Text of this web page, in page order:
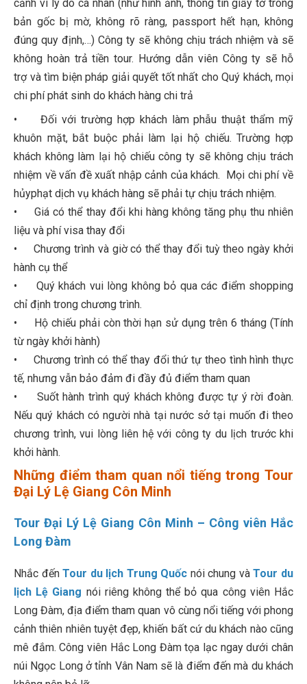
cảnh vì lý do cá nhân (như hình ảnh, thông tin giấy tờ trong
bản gốc bị mờ, không rõ ràng, passport hết hạn, không
đúng quy định,…) Công ty sẽ không chịu trách nhiệm và sẽ
không hoàn trả tiền tour. Hướng dẫn viên Công ty sẽ hỗ
trợ và tìm biện pháp giải quyết tốt nhất cho Quý khách, mọi
chi phí phát sinh do khách hàng chi trả
• Đối với trường hợp khách làm phẫu thuật thẩm mỹ
khuôn mặt, bắt buộc phải làm lại hộ chiếu. Trường hợp
khách không làm lại hộ chiếu công ty sẽ không chịu trách
nhiệm về vấn đề xuất nhập cảnh của khách. Mọi chi phí về
hủyphạt dịch vụ khách hàng sẽ phải tự chịu trách nhiệm.
• Giá có thể thay đổi khi hàng không tăng phụ thu nhiên
liệu và phí visa thay đổi
• Chương trình và giờ có thể thay đổi tuỳ theo ngày khởi
hành cụ thể
• Quý khách vui lòng không bỏ qua các điểm shopping
chỉ định trong chương trình.
• Hộ chiếu phải còn thời hạn sử dụng trên 6 tháng (Tính
từ ngày khởi hành)
• Chương trình có thể thay đổi thứ tự theo tình hình thực
tế, nhưng vẫn bảo đảm đi đầy đủ điểm tham quan
• Suốt hành trình quý khách không được tự ý rời đoàn.
Nếu quý khách có người nhà tại nước sở tại muốn đi theo
chương trình, vui lòng liên hệ với công ty du lịch trước khi
khởi hành.
Những điểm tham quan nổi tiếng trong Tour
Đại Lý Lệ Giang Côn Minh
Tour Đại Lý Lệ Giang Côn Minh – Công viên Hắc
Long Đàm
Nhắc đếnTour du lịch Trung Quốc nói chung vàTour du
lịch Lệ Giang nói riêng không thể bỏ qua công viên Hắc
Long Đàm, địa điểm tham quan vô cùng nổi tiếng với phong
cảnh thiên nhiên tuyệt đẹp, khiến bất cứ du khách nào cũng
mê đắm. Công viên Hắc Long Đàm tọa lạc ngay dưới chân
núi Ngọc Long ở tỉnh Vân Nam sẽ là điểm đến mà du khách